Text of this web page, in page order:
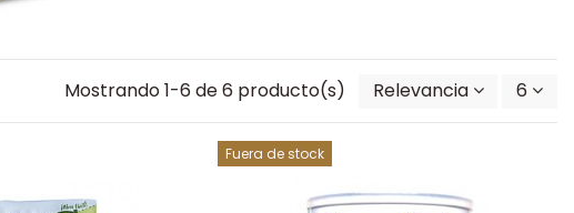
Mostrando 1-6 de 6 producto(s) Relevancia 6
Fuera de stock